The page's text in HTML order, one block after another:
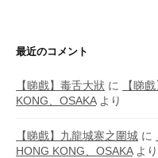
最近のコメント
【睇戲】毒舌大狀 に
【睇
KONG、OSAKAより
【睇戲】九龍城寨之圍城 に
HONG KONG、OSAKAより